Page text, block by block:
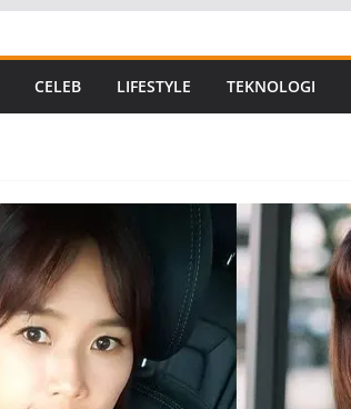
CELEB LIFESTYLE TEKNOLOGI